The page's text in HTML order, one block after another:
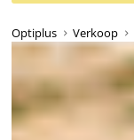
Optiplus Verkoop